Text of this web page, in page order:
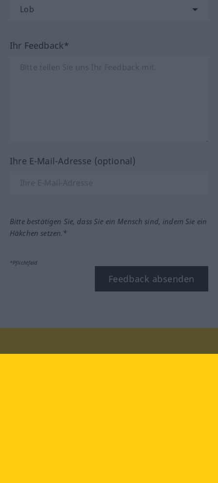
Ihr Feedback*
Ihre E-Mail-Adresse (optional)
Bitte bestätigen Sie, dass Sie ein Mensch sind, indem Sie ein
Häkchen setzen.*
*Pflichtfeld
Feedback absenden
Besuchen Sie uns auf: